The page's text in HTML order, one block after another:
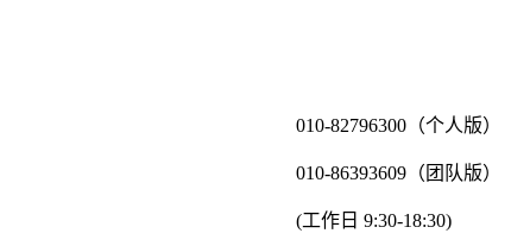
010-82796300（个人版）
010-86393609（团队版）
(工作日 9:30-18:30)